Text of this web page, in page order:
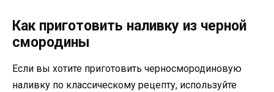
Как приготовить наливку из черной
смородины
Если вы хотите приготовить черносмородиновую
наливку по классическому рецепту, используйте